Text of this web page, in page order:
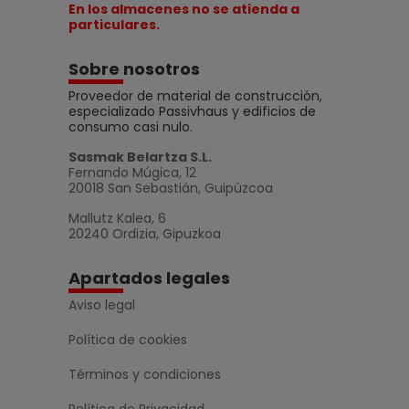
En los almacenes no se atienda a
particulares.
Sobre nosotros
Proveedor de material de construcción,
especializado Passivhaus y edificios de
consumo casi nulo.
Sasmak Belartza S.L.
Fernando Múgica, 12
20018 San Sebastián, Guipúzcoa
Mallutz Kalea, 6
20240 Ordizia, Gipuzkoa
Apartados legales
Aviso legal
Política de cookies
Términos y condiciones